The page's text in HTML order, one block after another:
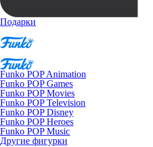
Подарки
Funko POP Animation
Funko POP Games
Funko POP Movies
Funko POP Television
Funko POP Disney
Funko POP Heroes
Funko POP Music
Другие фигурки